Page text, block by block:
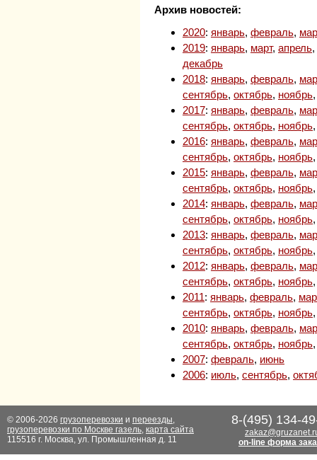
Архив новостей:
2020: январь, февраль,
2019: январь, март, апрель,
декабрь
2018: январь, февраль,
сентябрь, октябрь, ноябрь
2017: январь, февраль,
сентябрь, октябрь, ноябрь
2016: январь, февраль,
сентябрь, октябрь, ноябрь
2015: январь, февраль,
сентябрь, октябрь, ноябрь
2014: январь, февраль,
сентябрь, октябрь, ноябрь
2013: январь, февраль,
сентябрь, октябрь, ноябрь
2012: январь, февраль,
сентябрь, октябрь, ноябрь
2011: январь, февраль,
сентябрь, октябрь, ноябрь
2010: январь, февраль,
сентябрь, октябрь, ноябрь
2007: февраль, июнь
2006: июль, сентябрь,
© 2006-2026 грузоперевозки и переезды,
грузоперевозки по Москве газель, карта сайта
115516 г. Москва, ул. Промышленная д. 11
8-(495) 134-
on-line форма